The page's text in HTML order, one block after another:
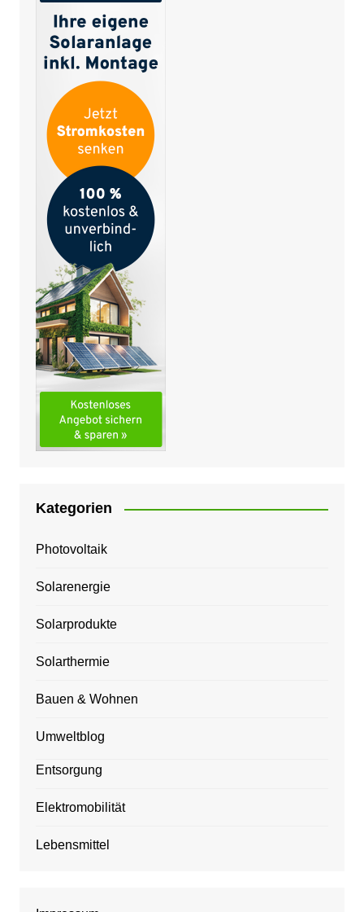
Kategorien
Photovoltaik
Solarenergie
Solarprodukte
Solarthermie
Bauen & Wohnen
Umweltblog
Entsorgung
Elektromobilität
Lebensmittel